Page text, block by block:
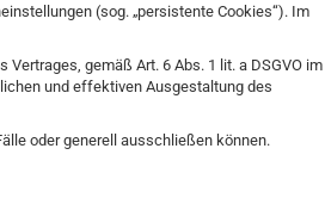
(sog. „persistente Cookies“). Im
gemäß Art. 6 Abs. 1 lit. a DSGVO im
und effektiven Ausgestaltung des
oder generell ausschließen können.